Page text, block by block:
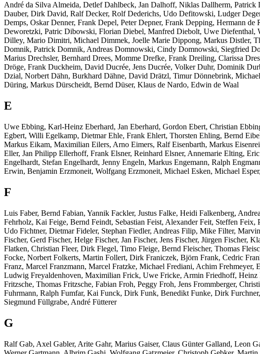
André da Silva Almeida, Detlef Dahlbeck, Jan Dalhoff, Niklas Dallherm,
Dauber, Dirk David, Ralf Decker, Rolf Dederichs, Udo Defitowski, Ludger
Demps, Oskar Denner, Frank Depel, Peter Depner, Frank Depping, Hermann
Deworetzki, Patric Dibowski, Florian Diebel, Manfred Diebolt, Uwe
Dilley, Mario Dimitri, Michael Dimmek, Joelle Marie Dippong, Markus Distler,
Domnik, Patrick Domnik, Andreas Domnowski, Cindy Domnowski, Siegfried
Marius Drechsler, Bernhard Drees, Momme Drefke, Frank Dreiling, Clarissa
Dröge, Frank Duckheim, David Ducrée, Jens Ducrée, Volker Duhr, Dominik
Dzial, Norbert Dähn, Burkhard Dähne, David Drätzl, Timur Dönnebrink,
Düring, Markus Dürscheidt, Bernd Düser, Klaus de Nardo, Edwin de Waal
E
Uwe Ebbing, Karl-Heinz Eberhard, Jan Eberhard, Gordon Ebert, Christian
Egbert, Willi Egelkamp, Dietmar Ehle, Frank Ehlert, Thorsten Ehling, Bernd
Markus Eikam, Maximilian Eilers, Arno Eimers, Ralf Eisenbarth, Markus
Eller, Jan Philipp Ellerhoff, Frank Elsner, Reinhard Elsner, Annemarie Elting,
Engelhardt, Stefan Engelhardt, Jenny Engeln, Markus Engemann, Ralph
Erwin, Benjamin Erzmoneit, Wolfgang Erzmoneit, Michael Esken, Michael
F
Luis Faber, Bernd Fabian, Yannik Fackler, Justus Falke, Heidi Falkenberg,
Fehrholz, Kai Feige, Bernd Feindt, Sebastian Feist, Alexander Feit, Steffen
Udo Fichtner, Dietmar Fideler, Stephan Fiedler, Andreas Filip, Mike Filter,
Fischer, Gerd Fischer, Helge Fischer, Jan Fischer, Jens Fischer, Jürgen
Flatken, Christian Fleer, Dirk Flegel, Timo Fleige, Bernd Fleischer, Thomas
Focke, Norbert Folkerts, Martin Follert, Dirk Franiczek, Björn Frank, Cedric
Franz, Marcel Franzmann, Marcel Fratzke, Michael Frediani, Achim
Ludwig Freyaldenhoven, Maximilian Frick, Uwe Fricke, Armin Friedhoff,
Fritzsche, Thomas Fritzsche, Fabian Froh, Peggy Froh, Jens Frommberger,
Fuhrmann, Ralph Fumfar, Kai Funck, Dirk Funk, Benedikt Funke, Dirk
Siegmund Füllgrabe, André Fütterer
G
Ralf Gab, Axel Gabler, Arite Gahr, Marius Gaiser, Claus Günter Galland, Leon